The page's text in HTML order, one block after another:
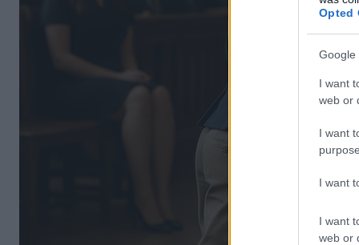
Opted
Google
I want
web or
I want
I want
I want
web or